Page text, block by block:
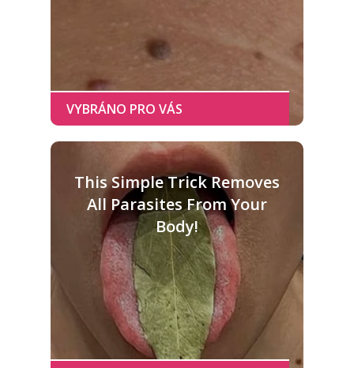
This Simple Trick Removes
All Parasites From Your
Body!